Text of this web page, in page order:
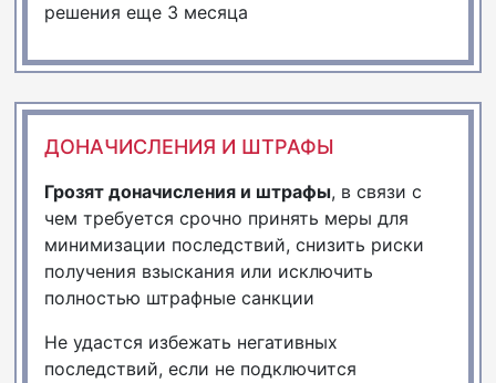
решения еще 3 месяца
ДОНАЧИСЛЕНИЯ И ШТРАФЫ
Грозят доначисления и штрафы, в связи с
чем требуется срочно принять меры для
минимизации последствий, снизить риски
получения взыскания или исключить
полностью штрафные санкции
Не удастся избежать негативных
последствий, если не подключится